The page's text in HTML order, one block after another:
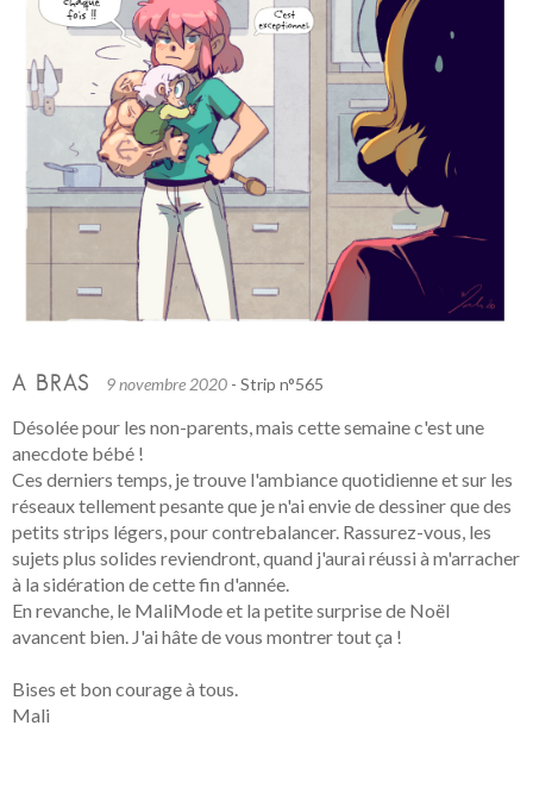
A BRAS 9 novembre 2020 - Strip n°565
Désolée pour les non-parents, mais cette semaine c'est une
anecdote bébé !
Ces derniers temps, je trouve l'ambiance quotidienne et sur les
réseaux tellement pesante que je n'ai envie de dessiner que des
petits strips légers, pour contrebalancer. Rassurez-vous, les
sujets plus solides reviendront, quand j'aurai réussi à m'arracher
à la sidération de cette fin d'année.
En revanche, le MaliMode et la petite surprise de Noël
avancent bien. J'ai hâte de vous montrer tout ça !
Bises et bon courage à tous.
Mali